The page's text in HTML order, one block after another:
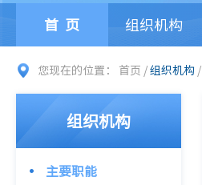
首页 组织机构
您现在的位置： 首页 /组织机构 /
组织机构
主要职能